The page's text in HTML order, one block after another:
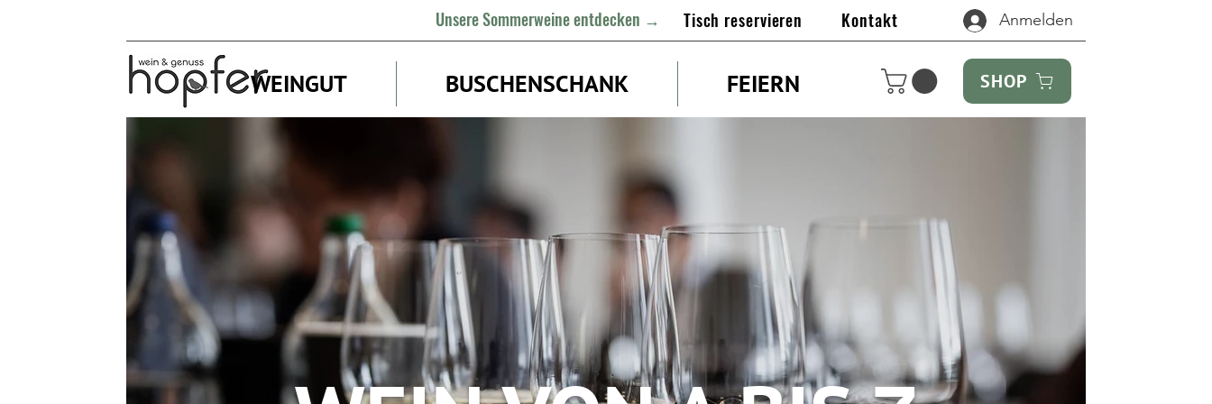
Unsere Sommerweine entdecken → Anmelden
Tisch reservieren Kontakt
WEINGUT BUSCHENSCHANK FEIERN SHOP